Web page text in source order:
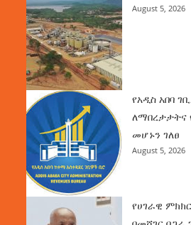
August 5, 2026
የአዲስ አበባ
ለማበረታታትና
መሆኑን ገለፀ
August 5, 2026
የሀገራዊ